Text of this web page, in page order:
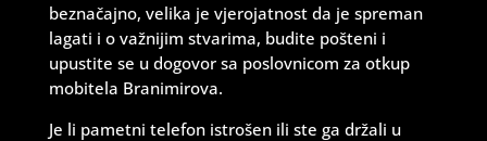
beznačajno, velika je vjerojatnost da je spreman
lagati i o važnijim stvarima, budite pošteni i
upustite se u dogovor sa poslovnicom za otkup
mobitela Branimirova.
Je li pametni telefon istrošen ili ste ga držali u